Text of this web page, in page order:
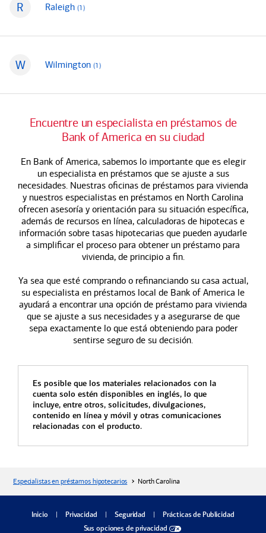
Ciudades que comienzan con
R Raleigh (1 agentes de crédito hipotecario
)
Ciudades que comienzan con
W Wilmington (1 agentes de crédito hipotecario
)
Encuentre un especialista en préstamos de
Bank of America en su ciudad
En Bank of America,sabemos lo importante que es elegir
un especialista en préstamos que se ajuste a sus
necesidades. Nuestras oficinas de préstamos para vivienda
y nuestros especialistas en préstamos en North Carolina
ofrecen asesoría y orientación para su situación específica,
además de recursos en línea, calculadoras de hipotecas e
información sobre tasas hipotecarias que pueden ayudarle
a simplificar el proceso para obtener un préstamo para
vivienda, de principio a fin.
Ya sea que esté comprando o refinanciando su casa actual,
su especialista en préstamos local de Bank of America le
ayudará a encontrar una opción de préstamo para vivienda
que se ajuste a sus necesidades y a asegurarse de que
sepa exactamente lo que está obteniendo para poder
sentirse seguro de su decisión.
Es posible que los materiales relacionados con la
cuenta solo estén disponibles en inglés, lo que
incluye, entre otros, solicitudes, divulgaciones,
contenido en línea y móvil y otras comunicaciones
relacionadas con el producto.
Especialistas en préstamos hipotecarios North Carolina
Inicio Privacidad Seguridad Prácticas de Publicidaddiálogo
Sus opciones de privacidad